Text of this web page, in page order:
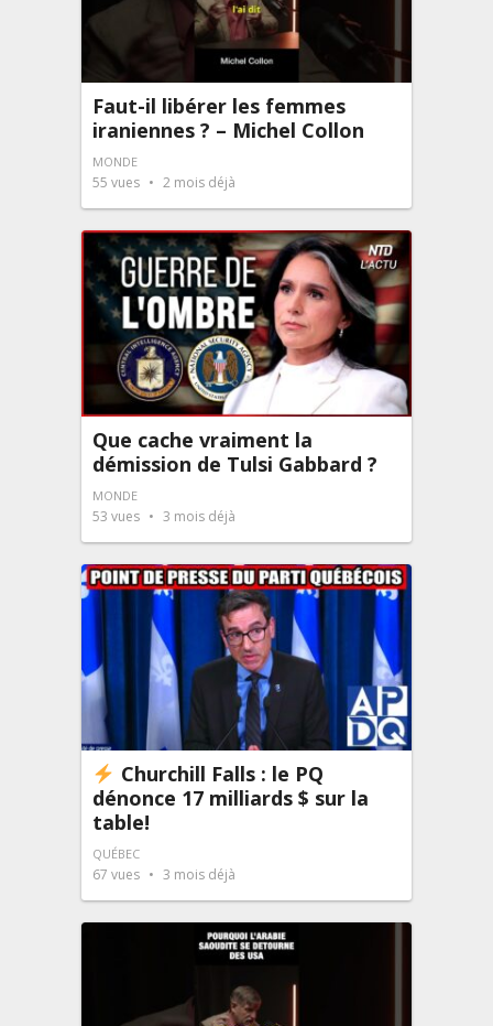
Faut-il libérer les femmes
iraniennes ? – Michel Collon
MONDE
55 vues 2 mois déjà
Que cache vraiment la
démission de Tulsi Gabbard ?
MONDE
53 vues 3 mois déjà
Churchill Falls : le PQ
dénonce 17 milliards $ sur la
table!
QUÉBEC
67 vues 3 mois déjà